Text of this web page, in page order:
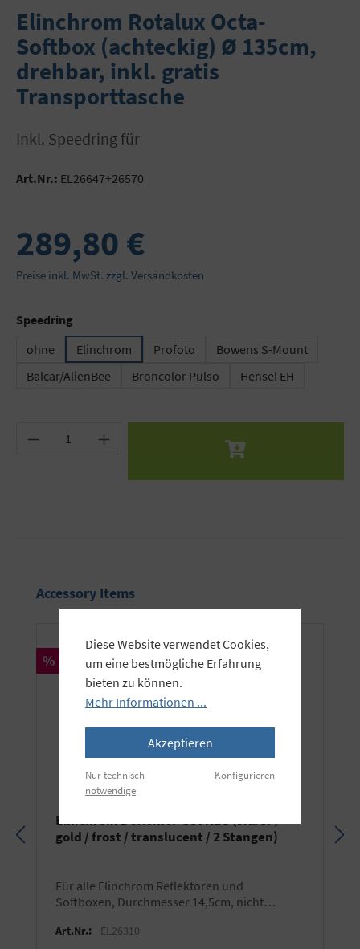
Elinchrom Rotalux Octa-
Softbox (achteckig) Ø 135cm,
drehbar, inkl. gratis
Transporttasche
inkl. Speedring für
Art.Nr.: EL26647+26570
289,80 €
Preise inkl. MwSt. zzgl. Versandkosten
Speedring
ohne
Elinchrom Profoto
Bowens S-Mount
Balcar/AlienBee
Broncolor Pulso Hensel EH
Produkt Anzahl: Gib den gewünschten Wert
Produktgalerie überspringen
Accessory Items
Rabatt
%
Elinchrom Deflektor-Set NEU (silber /
gold / frost / translucent / 2 Stangen)
für alle Elinchrom Reflektoren und
Softboxen, Durchmesser 14,5cm, nicht
Art.Nr.: EL26310
Diese Website verwendet Cookies,
um eine bestmögliche Erfahrung
bieten zu können.
Mehr Informationen ...
Akzeptieren
Nur technisch
notwendige
Konfigurieren